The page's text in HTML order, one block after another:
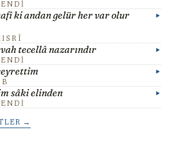
ki andan gelür her var olur
tecellâ nazarındır
sâki elinden
→